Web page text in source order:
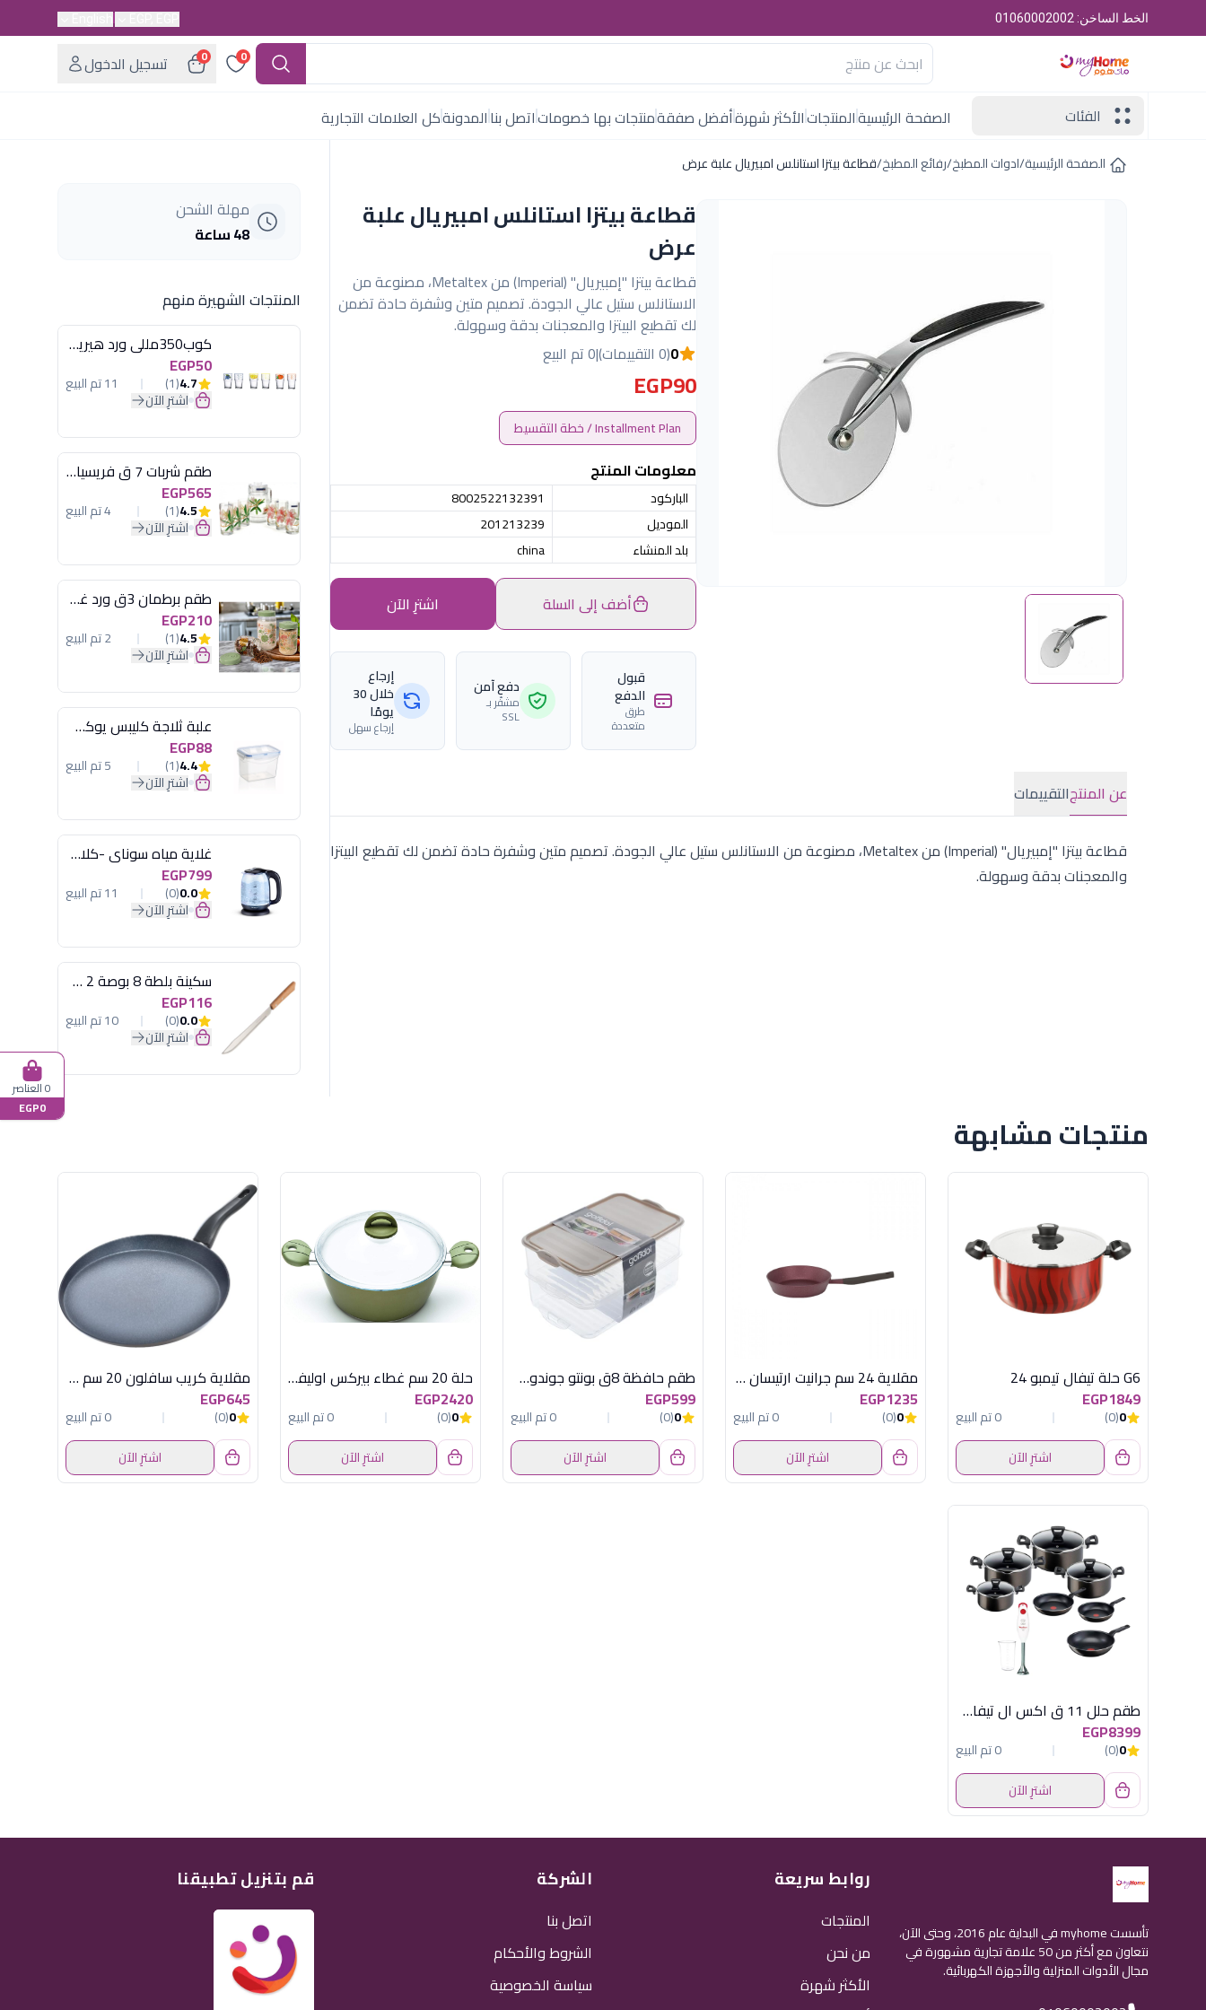
الخط الساخن: 01060002002
0
0
تسجيل الدخول
الفئات
الصفحة الرئيسيةالمنتجاتالأكثر شهرةأفضل صفقةمنتجات بها خصوماتاتصل بناالمدونةكل العلامات التجارية
الصفحة الرئيسية/ادوات المطبخ/رفائع المطبخ/قطاعة بيتزا استانلس امبيريال علبة عرض
قطاعة بيتزا استانلس امبيريال علبة
عرض
قطاعة بيتزا "إمبيريال" (Imperial) من Metaltex، مصنوعة من
الاستانلس ستيل عالي الجودة. تصميم متين وشفرة حادة تضمن
لك تقطيع البيتزا والمعجنات بدقة وسهولة.
0(0 التقييمات) |0 تم البيع
EGP90
Installment Plan / خطة التقسيط
معلومات المنتج
الباركود
8002522132391
الموديل
201213239
بلد المنشاء
china
أضف إلى السلة اشترِ الآن
قبول
الدفع
طرق
متعددة
دفع آمن
مشفّر بـ
SSL
إرجاع
خلال 30
يومًا
إرجاع سهل
عن المنتجالتقييمات
قطاعة بيتزا "إمبيريال" (Imperial) من Metaltex، مصنوعة من الاستانلس ستيل عالي الجودة. تصميم متين وشفرة حادة تضمن لك تقطيع البيتزا
والمعجنات بدقة وسهولة.
مهلة الشحن
48 ساعة
المنتجات الشهيرة منهم
كوب350مللى ورد هيريفين
EGP50
4.7
(1) 11 تم البيع
اشترِ الآن
طقم شربات 7 ق فريسيا لومينارك
EGP565
4.5
(1) 4 تم البيع
اشترِ الآن
طقم برطمان 3ق ورد غطاء مينت جرين هيريفين
EGP210
4.5
(1) 2 تم البيع
اشترِ الآن
علبة ثلاجة كليبس يوكسان
EGP88
4.4
(1) 5 تم البيع
اشترِ الآن
غلاية مياه سوناي -كلاسيك 2200 وات، 1.7 لتر زجاج اضائة ليد - MAR-3752
EGP799
0.0
(0) 11 تم البيع
اشترِ الآن
سكينة بلطة 8 بوصة 2 مسمار
EGP116
0.0
(0) 10 تم البيع
اشترِ الآن
منتجات مشابهة
G6 حلة تيفال تيمبو 24
EGP1849
0
(0)
0 تم البيع
اشترِ الآن
مقلاية 24 سم جرانيت ارتيسان نبيتى بيركس
EGP1235
0
(0)
0 تم البيع
اشترِ الآن
طقم حافظة 8ق بونتو جوندول G-880
EGP599
0
(0)
0 تم البيع
اشترِ الآن
حلة 20 سم غطاء بيركس اوليفيلا
EGP2420
0
(0)
0 تم البيع
اشترِ الآن
مقلاية كريب سافلون 20 سم احمر
EGP645
0
(0)
0 تم البيع
اشترِ الآن
طقم حلل 11 ق اكس ال تيفال + هاند بلندر
EGP8399
0
(0)
0 تم البيع
اشترِ الآن
تأسست myhome في البداية عام 2016، وحتى الآن،
نتعاون مع أكثر من 50 علامة تجارية مشهورة في
مجال الأدوات المنزلية والأجهزة الكهربائية.
روابط سريعة
المنتجات
من نحن
الأكثر شهرة
الشركة
اتصل بنا
الشروط والأحكام
سياسة الخصوصية
قم بتنزيل تطبيقنا
0 العناصر
EGP0